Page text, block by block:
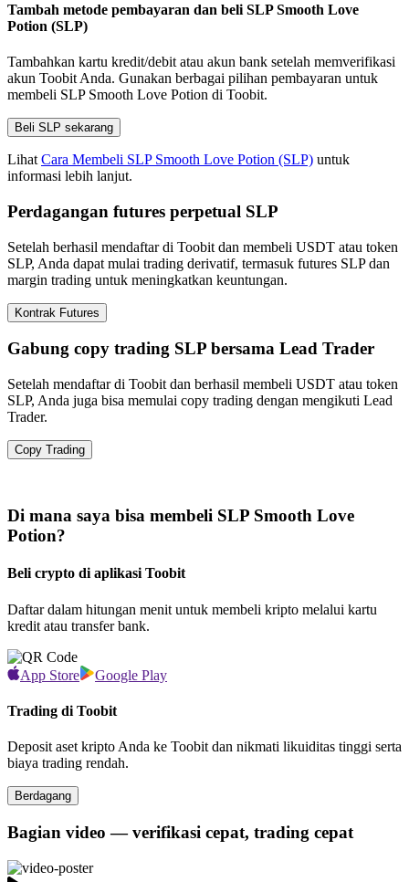
Tambah metode pembayaran dan beli SLP Smooth Love
Potion (SLP)
Tambahkan kartu kredit/debit atau akun bank setelah memverifikasi
akun Toobit Anda. Gunakan berbagai pilihan pembayaran untuk
membeli SLP Smooth Love Potion di Toobit.
Beli SLP sekarang
Lihat Cara Membeli SLP Smooth Love Potion (SLP) untuk
informasi lebih lanjut.
Perdagangan futures perpetual SLP
Setelah berhasil mendaftar di Toobit dan membeli USDT atau token
SLP, Anda dapat mulai trading derivatif, termasuk futures SLP dan
margin trading untuk meningkatkan keuntungan.
Kontrak Futures
Gabung copy trading SLP bersama Lead Trader
Setelah mendaftar di Toobit dan berhasil membeli USDT atau token
SLP, Anda juga bisa memulai copy trading dengan mengikuti Lead
Trader.
Copy Trading
Di mana saya bisa membeli SLP Smooth Love
Potion?
Beli crypto di aplikasi Toobit
Daftar dalam hitungan menit untuk membeli kripto melalui kartu
kredit atau transfer bank.
App Store Google Play
Trading di Toobit
Deposit aset kripto Anda ke Toobit dan nikmati likuiditas tinggi serta
biaya trading rendah.
Berdagang
Bagian video — verifikasi cepat, trading cepat